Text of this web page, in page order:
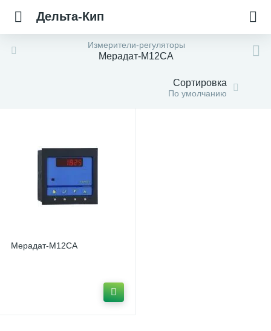
Дельта-Кип
Измерители-регуляторы
Мерадат-М12СА
Сортировка
По умолчанию
Мерадат-М12СА